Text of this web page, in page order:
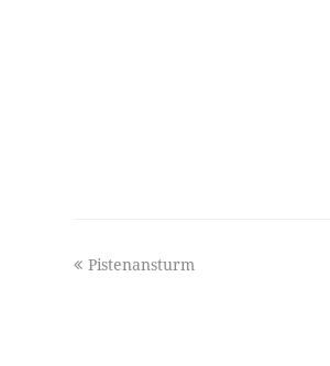
previous
Pistenansturm